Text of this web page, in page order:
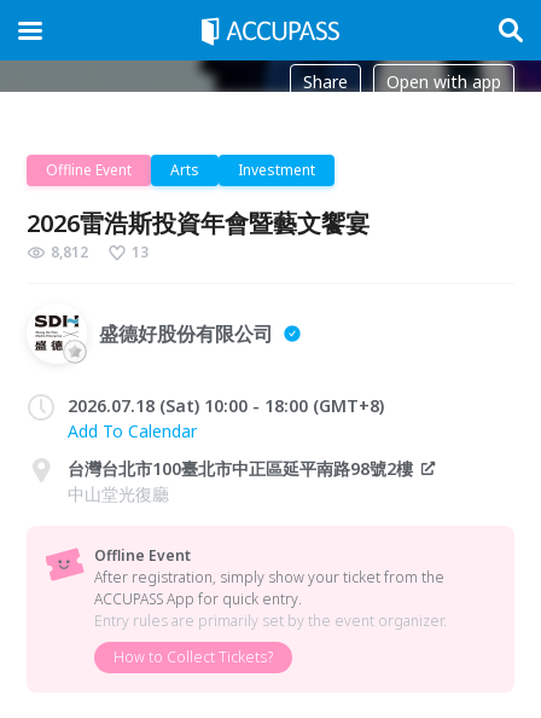
Share Open with app
Offline Event Arts Investment
2026雷浩斯投資年會暨藝文饗宴
8,812 13
盛德好股份有限公司
2026.07.18 (Sat) 10:00 - 18:00 (GMT+8)
Add To Calendar
台灣台北市100臺北市中正區延平南路98號2樓
中山堂光復廳
Offline Event
After registration, simply show your ticket from the
ACCUPASS App for quick entry.
Entry rules are primarily set by the event organizer.
How to Collect Tickets?